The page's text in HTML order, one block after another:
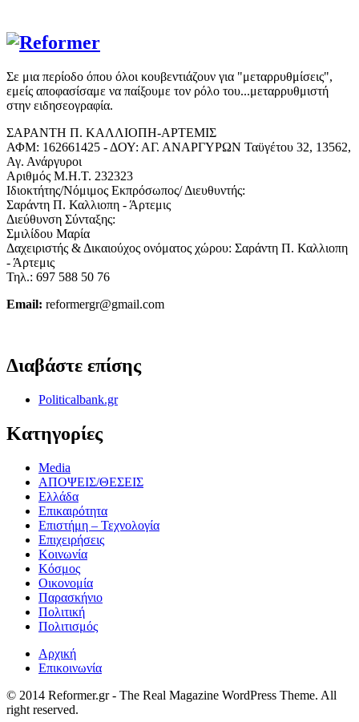
Σε μια περίοδο όπου όλοι κουβεντιάζουν για "μεταρρυθμίσεις",
εμείς αποφασίσαμε να παίξουμε τον ρόλο του...μεταρρυθμιστή
στην ειδησεογραφία.
ΣΑΡΑΝΤΗ Π. ΚΑΛΛΙΟΠΗ-ΑΡΤΕΜΙΣ
ΑΦΜ: 162661425 - ΔΟΥ: ΑΓ. ΑΝΑΡΓΥΡΩΝ Ταϋγέτου 32, 13562,
Αγ. Ανάργυροι
Αριθμός Μ.Η.Τ. 232323
Ιδιοκτήτης/Νόμιμος Εκπρόσωπος/ Διευθυντής:
Σαράντη Π. Καλλιοπη - Άρτεμις
Διεύθυνση Σύνταξης:
Σμιλίδου Μαρία
Δαχειριστής & Δικαιούχος ονόματος χώρου: Σαράντη Π. Καλλιοπη
- Άρτεμις
Τηλ.: 697 588 50 76
Email: reformergr@gmail.com
Διαβάστε επίσης
Politicalbank.gr
Κατηγορίες
Media
ΑΠΟΨΕΙΣ/ΘΕΣΕΙΣ
Ελλάδα
Επικαιρότητα
Επιστήμη – Τεχνολογία
Επιχειρήσεις
Κοινωνία
Κόσμος
Οικονομία
Παρασκήνιο
Πολιτική
Πολιτισμός
Αρχική
Επικοινωνία
© 2014 Reformer.gr - The Real Magazine WordPress Theme. All
right reserved.